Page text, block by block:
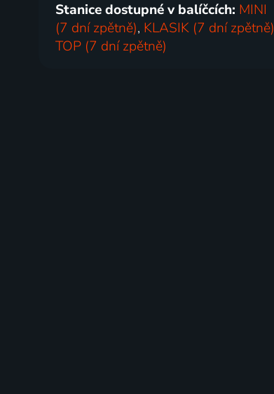
Stanice dostupné v balíčcích: MINI
(7 dní zpětně), KLASIK (7 dní zpětně)
TOP (7 dní zpětně)